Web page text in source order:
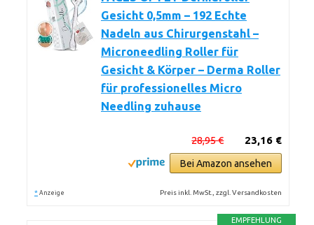
Gesicht 0,5mm – 192 Echte
Nadeln aus Chirurgenstahl –
Microneedling Roller für
Gesicht & Körper – Derma Roller
für professionelles Micro
Needling zuhause
23,16 €
28,95 €
Bei Amazon ansehen
* Anzeige Preis inkl. MwSt., zzgl. Versandkosten
EMPFEHLUNG